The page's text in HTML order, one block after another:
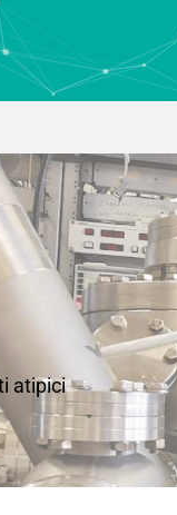
atipici